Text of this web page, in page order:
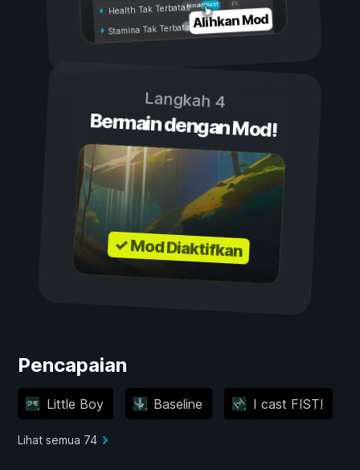
Aktif
Nonaktif
Health Tak Terbatas
Stamina Tak TerbatasAlihkan Mod
Langkah 4
Bermain dengan Mod!
✓ Mod Diaktifkan
Pencapaian
Little Boy Baseline I cast FIST!
Lihat semua 74